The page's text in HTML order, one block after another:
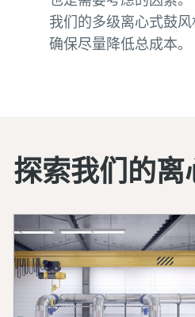
我们的多级离心式鼓
确保尽量降低总成本。
探索我们的离